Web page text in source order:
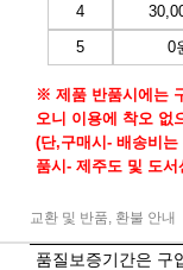
4
5
0
※ 제품 반품시에는
오니 이용에 착오 없
(단,구매시- 배송비
품시- 제주도 및 도
교환 및 반품, 환불 안내
품질보증기간은 구